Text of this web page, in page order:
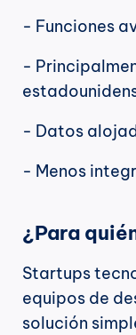
- Funciones
-
- Datos
- Menos
¿Para
Startups
equipos de
solución